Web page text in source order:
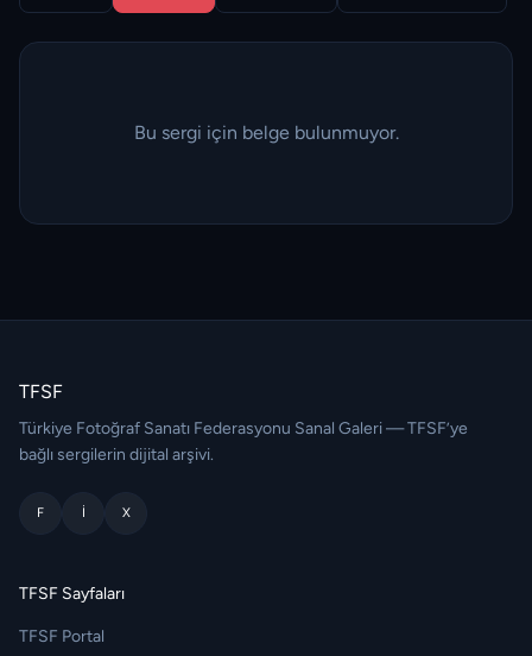
Bu sergi için belge bulunmuyor.
TFSF
Türkiye Fotoğraf Sanatı Federasyonu Sanal Galeri — TFSF’ye
bağlı sergilerin dijital arşivi.
F I X
TFSF Sayfaları
TFSF Portal